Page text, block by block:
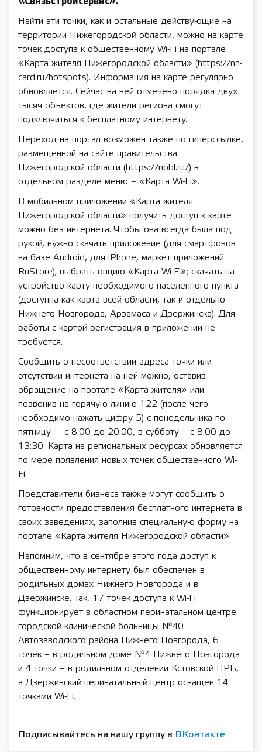
Найти эти точки, как и остальные действующие на
территории Нижегородской области, можно на карте
точек доступа к общественному Wi-Fi на портале
«Карта жителя Нижегородской области» (https://nn-
card.ru/hotspots). Информация на карте регулярно
обновляется. Сейчас на ней отмечено порядка двух
тысяч объектов, где жители региона смогут
подключиться к бесплатному интернету.
Переход на портал возможен также по гиперссылке,
размещенной на сайте правительства
Нижегородской области (https://nobl.ru/) в
отдельном разделе меню – «Карта Wi-Fi».
В мобильном приложении «Карта жителя
Нижегородской области» получить доступ к карте
можно без интернета. Чтобы она всегда была под
рукой, нужно скачать приложение (для смартфонов
на базе Android, для iPhone, маркет приложений
RuStore); выбрать опцию «Карта Wi-Fi»; скачать на
устройство карту необходимого населенного пункта
(доступна как карта всей области, так и отдельно –
Нижнего Новгорода, Арзамаса и Дзержинска). Для
работы с картой регистрация в приложении не
требуется.
Сообщить о несоответствии адреса точки или
отсутствии интернета на ней можно, оставив
обращение на портале «Карта жителя» или
позвонив на горячую линию 122 (после чего
необходимо нажать цифру 5) с понедельника по
пятницу — с 8:00 до 20:00, в субботу – с 8:00 до
13:30. Карта на региональных ресурсах обновляется
по мере появления новых точек общественного Wi-
Fi.
Представители бизнеса также могут сообщить о
готовности предоставления бесплатного интернета в
своих заведениях, заполнив специальную форму на
портале «Карта жителя Нижегородской области».
Напомним, что в сентябре этого года доступ к
общественному интернету был обеспечен в
родильных домах Нижнего Новгорода и в
Дзержинске. Так, 17 точек доступа к Wi-Fi
функционирует в областном перинатальном центре
городской клинической больницы №40
Автозаводского района Нижнего Новгорода, 6
точек – в родильном доме №4 Нижнего Новгорода
и 4 точки – в родильном отделении Кстовской ЦРБ,
а Дзержинский перинатальный центр оснащён 14
точками Wi-Fi.
Подписывайтесь на нашу группу в ВКонтакте